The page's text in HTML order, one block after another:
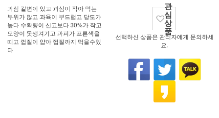
과심 갈변이 있고 과심이 작아 먹는
부위가 많고 과육이 부드럽고 당도가
높다 수확량이 신고보다 30%가 작고
모양이 못생겨기고 과피가 프른색을
띠고 껍질이 얍아 껍질까지 먹을수있
다
관
심
상
품
선택하신 상품은 관리자에게 문의하세
요.